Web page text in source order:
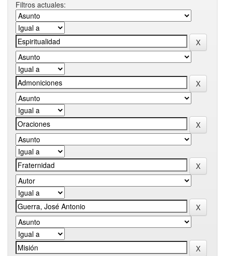
Filtros actuales: